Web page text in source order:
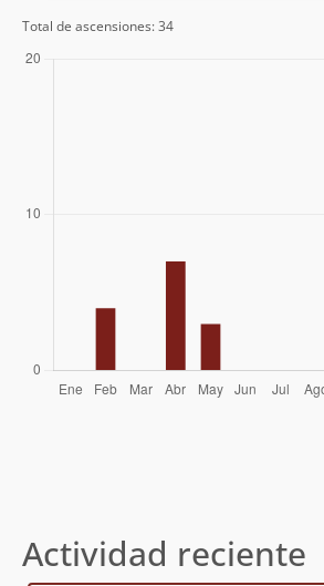
07/12/09
Total de ascensiones: 34
Actividad reciente